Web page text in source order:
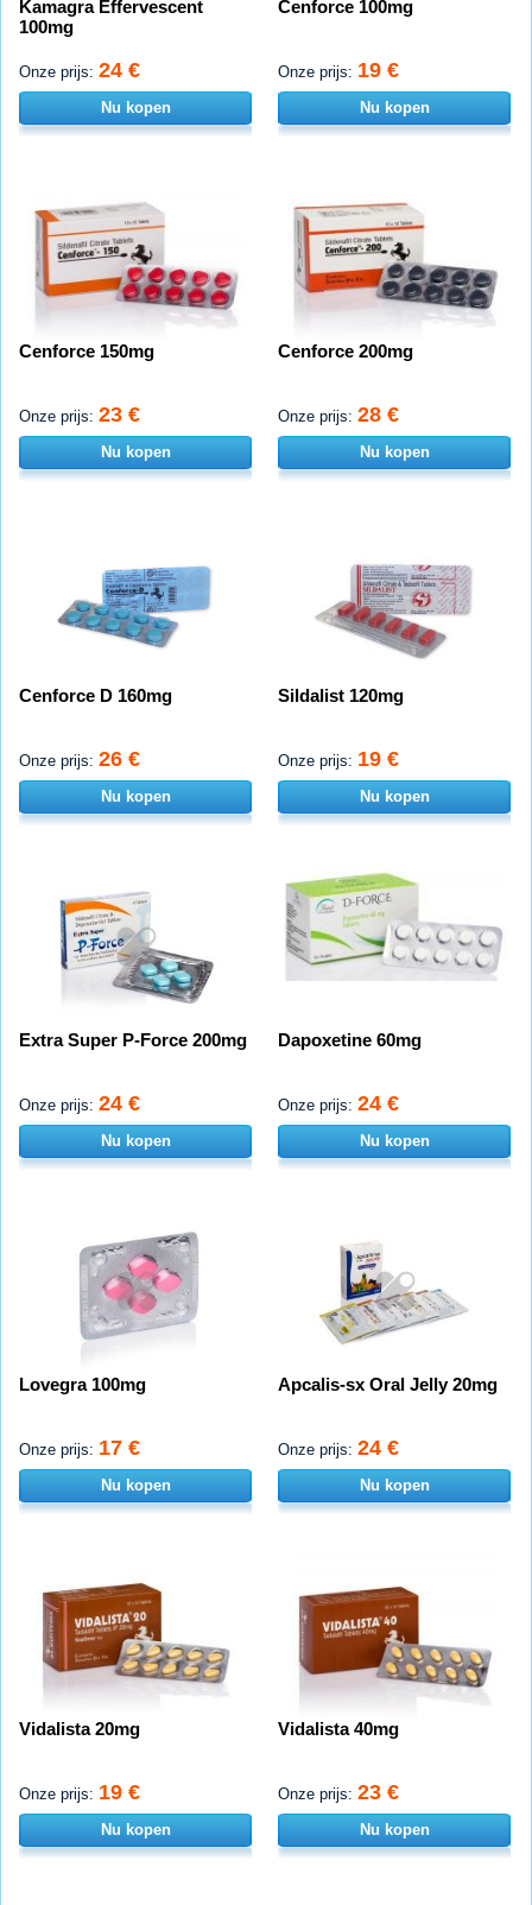
Kamagra Effervescent
100mg
Onze prijs: 24 €
Nu kopen
Cenforce 100mg
Onze prijs: 19 €
Nu kopen
Cenforce 150mg
Onze prijs: 23 €
Nu kopen
Cenforce 200mg
Onze prijs: 28 €
Nu kopen
Cenforce D 160mg
Onze prijs: 26 €
Nu kopen
Sildalist 120mg
Onze prijs: 19 €
Nu kopen
Extra Super P-Force 200mg
Onze prijs: 24 €
Nu kopen
Dapoxetine 60mg
Onze prijs: 24 €
Nu kopen
Lovegra 100mg
Onze prijs: 17 €
Nu kopen
Apcalis-sx Oral Jelly 20mg
Onze prijs: 24 €
Nu kopen
Vidalista 20mg
Onze prijs: 19 €
Nu kopen
Vidalista 40mg
Onze prijs: 23 €
Nu kopen